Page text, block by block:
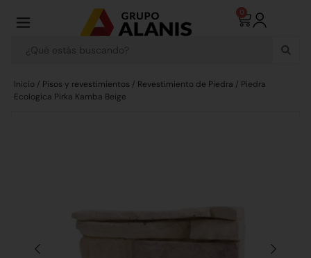
0
Inicio / Pisos y revestimientos / Revestimiento de Piedra / Piedra
Ecologica Pirka Kamba Beige